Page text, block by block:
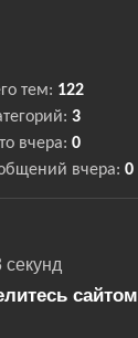
тем: 122
3
вчера: 0
вчера: 0
сайтом